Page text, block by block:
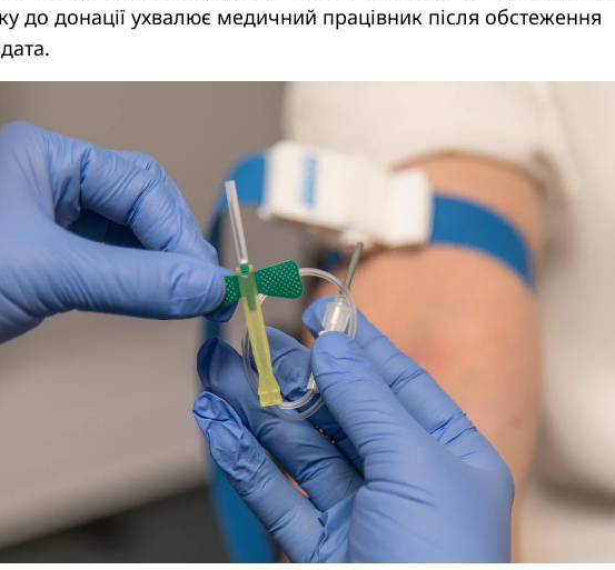
до донації ухвалює медичний працівник після обстеження